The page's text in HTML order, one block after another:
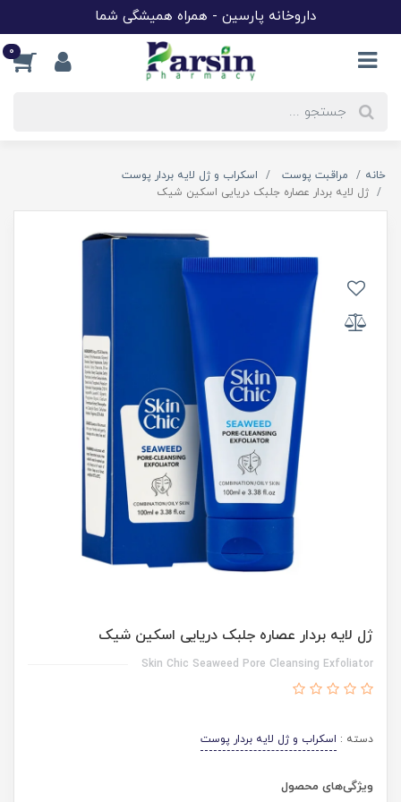
داروخانه پارسین - همراه همیشگی شما
0
خانه مراقبت پوست
اسکراب و ژل لایه بردار پوست
ژل لایه بردار عصاره جلبک دریایی اسکین شیک
ژل لایه بردار عصاره جلبک دریایی اسکین شیک
Skin Chic Seaweed Pore Cleansing Exfoliator
دسته : اسکراب و ژل لایه بردار پوست
ویژگی‌های محصول